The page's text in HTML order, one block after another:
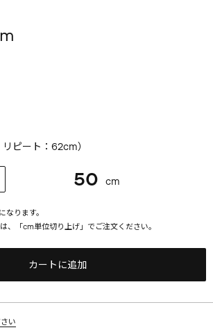
ピート：62cm）
50 cm
なります。
、「cm単位切り上げ」でご注文ください。
カートに追加
い